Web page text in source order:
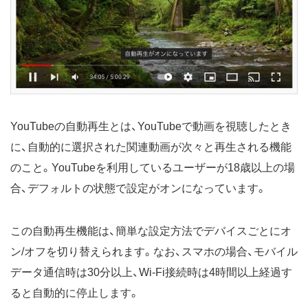
YouTubeの自動再生とは、YouTubeで動画を視聴したとき
に、自動的に選択された関連動画が次々と再生される機能
のこと。YouTubeを利用しているユーザーが18歳以上の場
合、デフォルトの状態で設定がオンになっています。
この自動再生機能は、簡単な設定方法でデバイスごとにオ
ン/オフを切り替えられます。なお、スマホの場合、モバイル
データ通信時は30分以上、Wi-Fi接続時は4時間以上経過す
ると自動的に停止します。